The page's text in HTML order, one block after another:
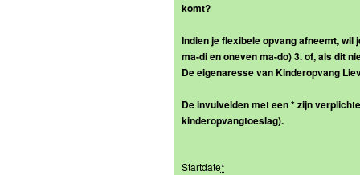
komt?
Indien je flexibele opvang afneemt, wil
ma-di en oneven ma-do) 3. of, als dit
De eigenaresse van Kinderopvang
De invulvelden met een * zijn
kinderopvangtoeslag).
Startdate*